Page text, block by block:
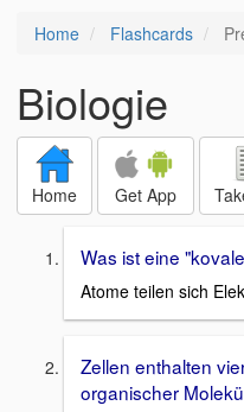
Home Flashcards
Biologie
Home Get App
Was ist eine
Atome teilen sich
Zellen enthalten
organischer